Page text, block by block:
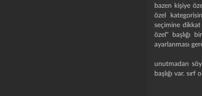
bazen kişiye
özel
seçimine
özel" başlığı
ayarlanması
unutmadan
başlığı var.